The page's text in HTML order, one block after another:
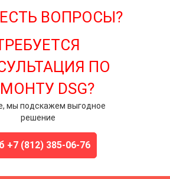
ВОПРОСЫ?
ПО
DSG?
мы подскажем выгодное
решение
+7 (812) 385-06-76